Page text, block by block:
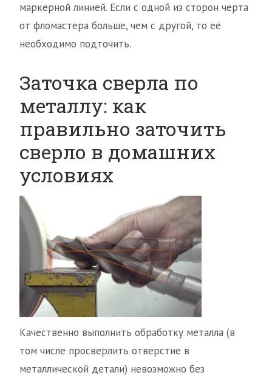
маркерной линией. Если с одной из сторон черта
от фломастера больше, чем с другой, то её
необходимо подточить.
Заточка сверла по
металлу: как
правильно заточить
сверло в домашних
условиях
Качественно выполнить обработку металла (в
том числе просверлить отверстие в
металлической детали) невозможно без